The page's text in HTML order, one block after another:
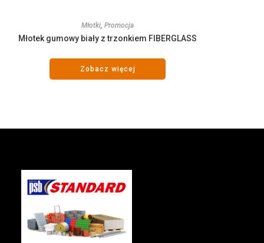
Młotki,Promocja
Młotek gumowy biały z trzonkiem FIBERGLASS
Zobacz więcej